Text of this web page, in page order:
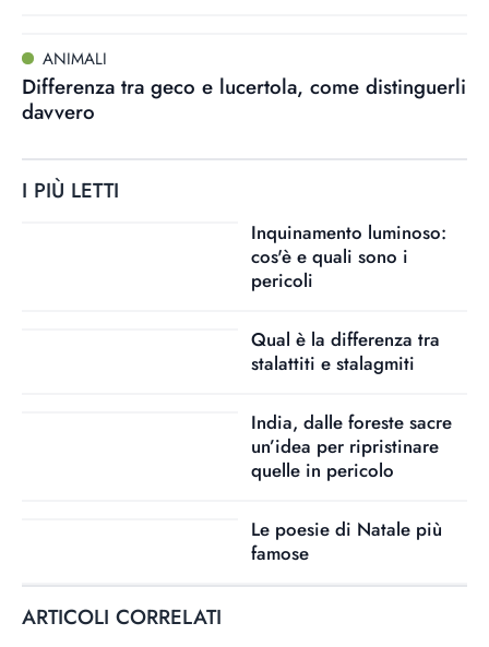
ANIMALI
Differenza tra geco e lucertola, come distinguerli
davvero
I PIÙ LETTI
Inquinamento luminoso:
cos'è e quali sono i
pericoli
Qual è la differenza tra
stalattiti e stalagmiti
India, dalle foreste sacre
un’idea per ripristinare
quelle in pericolo
Le poesie di Natale più
famose
ARTICOLI CORRELATI